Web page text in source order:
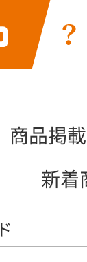
商品掲
新